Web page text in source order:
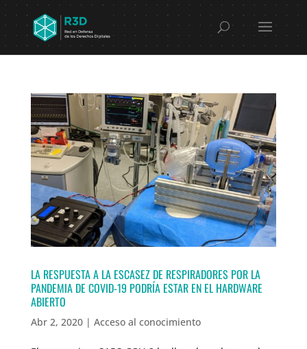
LA RESPUESTA A LA ESCASEZ DE RESPIRADORES POR LA
PANDEMIA DE COVID-19 PODRÍA ESTAR EN EL HARDWARE
ABIERTO
Abr 2, 2020| Acceso al conocimiento